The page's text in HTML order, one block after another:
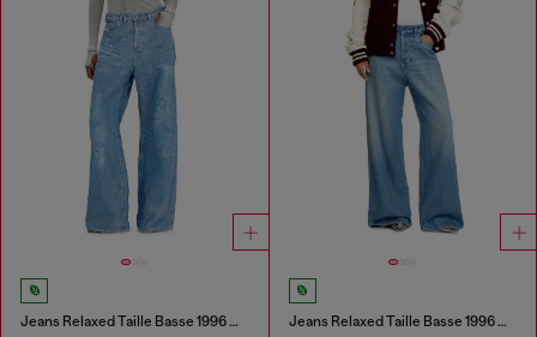
Jeans Relaxed Taille Basse 1996 D-Sire Jeans Relaxed Taille Basse 1996 D-Sire